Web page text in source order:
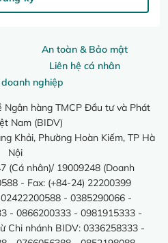
An toàn & Bảo mật
Liên hệ cá nhân
nghiệp
hàng TMCP Đầu tư và Phát
Nam (BIDV)
Khải, Phường Hoàn Kiếm, TP Hà
Nội
(Cá nhân)/ 19009248 (Doanh
- Fax: (+84-24) 22200399
- 0385290066 -
- 0866200333 - 0981915333 -
Chi nhánh BIDV: 0336258333 -